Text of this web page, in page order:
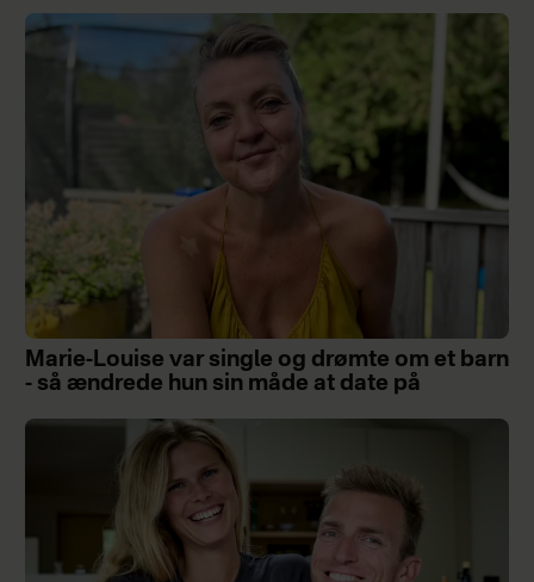
Marie-Louise var single og drømte om et barn
- så ændrede hun sin måde at date på